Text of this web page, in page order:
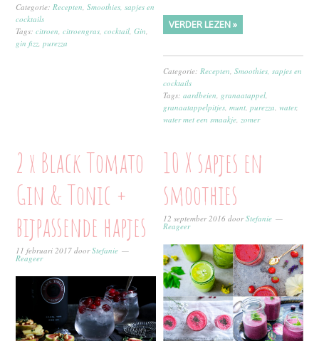
Categorie: Recepten ,Smoothies, sapjes en
cocktails
Tags:citroen ,citroengras ,cocktail ,Gin
gin fizz ,purezza
VERDER LEZEN »
Categorie: Recepten ,Smoothies, sapjes en
cocktails
Tags:aardbeien granaatappel
granaatappelpitjes ,munt ,purezza ,water,
water met een smaakje zomer
2 x Black Tomato
Gin & Tonic +
bijpassende hapjes
11 februari 2017 doorStefanie
Reageer
10 X sapjes en
smoothies
12 september 2016 doorStefanie
Reageer